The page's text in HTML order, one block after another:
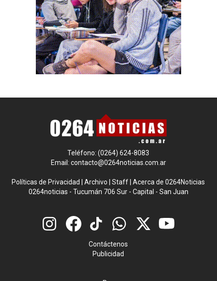
Teléfono: (0264) 624-8083
Email: contacto@0264noticias.com.ar
Políticas de Privacidad |Archivo |Staff |Acerca de 0264Noticias
0264noticias - Tucumán 706 Sur - Capital - San Juan
Contáctenos
Publicidad